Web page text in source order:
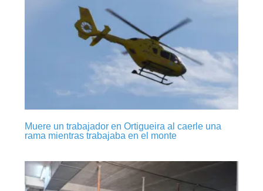
Muere un trabajador en Ortigueira al caerle una
rama mientras trabajaba en el monte